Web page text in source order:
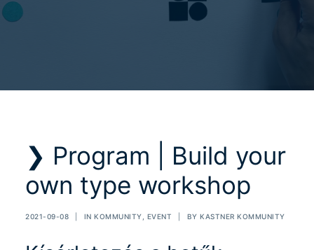
❯ Program | Build your
own type workshop
2021-09-08 IN KOMMUNITY EVENT BY KASTNER KOMMUNITY